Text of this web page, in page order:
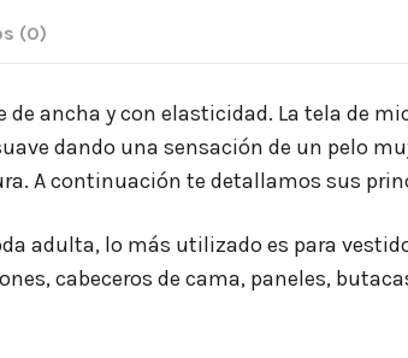
(0)
de ancha y con elasticidad. La tela de
dando una sensación de un pelo
A continuación te detallamos sus
adulta, lo más utilizado es para
cabeceros de cama, paneles,